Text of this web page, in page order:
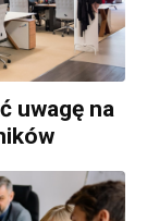
uwagę na